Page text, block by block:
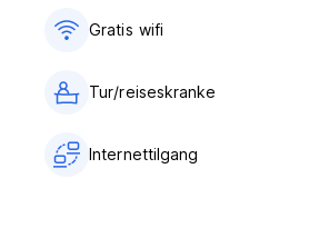
Gratis wifi‎
Tur/reiseskranke
Internettilgang